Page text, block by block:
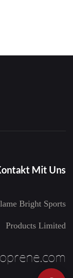
Mit Uns
Bright Sports
Products Limited